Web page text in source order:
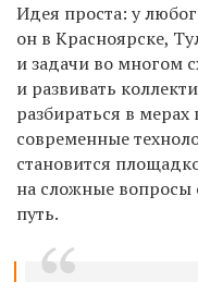
Идея проста: у
он в Красноярске,
и задачи во многом
и развивать
разбираться в
современные
становится
на сложные вопросы
путь.